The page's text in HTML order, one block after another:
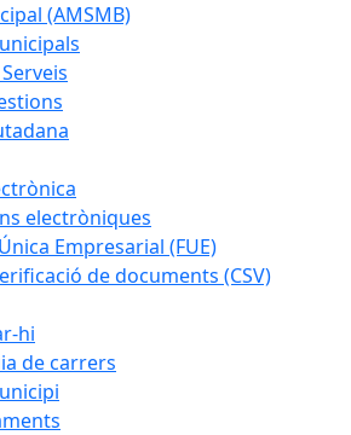
(AMSMB)
electròniques
Empresarial (FUE)
de documents (CSV)
hi
de carrers